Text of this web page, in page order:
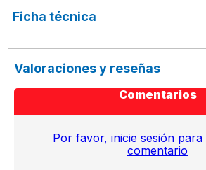
Ficha técnica
Valoraciones y reseñas
Comentarios
Por favor, inicie sesión
comentario